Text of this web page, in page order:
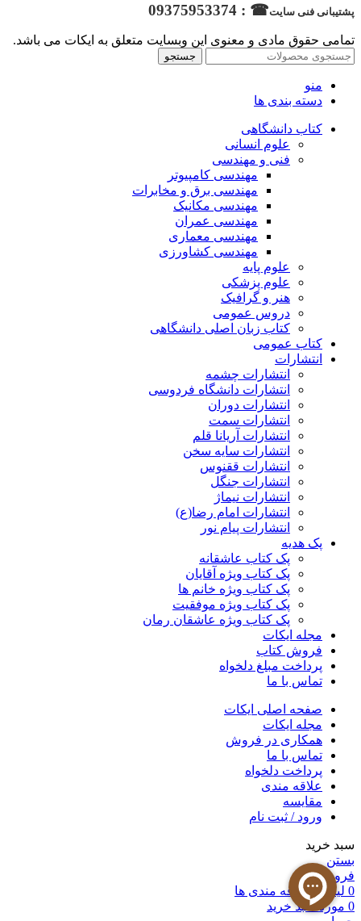
پشتیبانی فنی سایت☎ : 09375953374
تمامی حقوق مادی و معنوی این وبسایت متعلق به ایکات می باشد.
جستجو
منو
دسته بندی ها
کتاب دانشگاهی
علوم انسانی
فنی و مهندسی
مهندسی کامپیوتر
مهندسی برق و مخابرات
مهندسی مکانیک
مهندسی عمران
مهندسی معماری
مهندسی کشاورزی
علوم پایه
علوم پزشکی
هنر و گرافیک
دروس عمومی
کتاب زبان اصلی دانشگاهی
کتاب عمومی
انتشارات
انتشارات چشمه
انتشارات دانشگاه فردوسی
انتشارات دوران
انتشارات سمت
انتشارات آریانا قلم
انتشارات سایه سخن
انتشارات ققنوس
انتشارات جنگل
انتشارات نیماژ
انتشارات امام رضا(ع)
انتشارات پیام نور
پک هدیه
پک کتاب عاشقانه
پک کتاب ویژه آقایان
پک کتاب ویژه خانم ها
پک کتاب ویژه موفقیت
پک کتاب ویژه عاشقان رمان
مجله ایکات
فروش کتاب
پرداخت مبلغ دلخواه
تماس با ما
صفحه اصلی ایکات
مجله ایکات
همکاری در فروش
تماس با ما
پرداخت دلخواه
علاقه مندی
مقايسه
ورود / ثبت نام
سبد خرید
بستن
فروشگاه
0 لیست علاقه مندی ها
0 مورد سبد خرید